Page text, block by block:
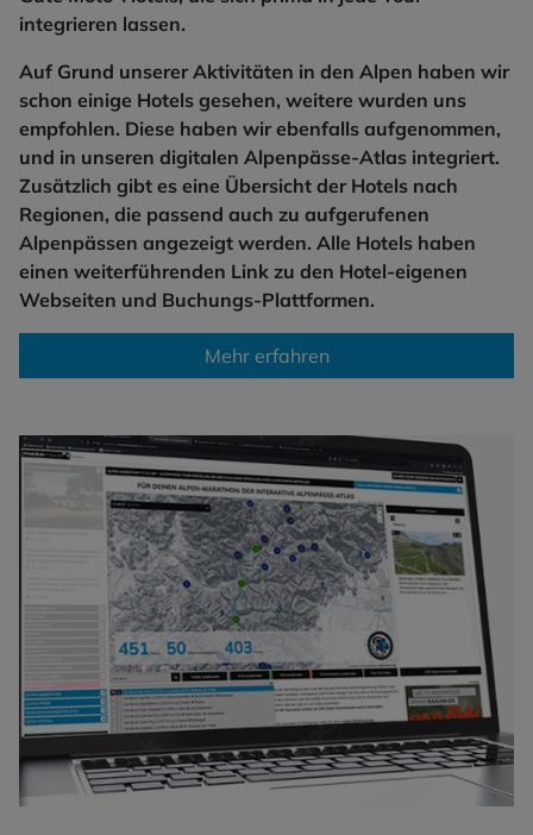
integrieren lassen.
Auf Grund unserer Aktivitäten in den Alpen haben wir
schon einige Hotels gesehen, weitere wurden uns
empfohlen. Diese haben wir ebenfalls aufgenommen,
und in unseren digitalen Alpenpässe-Atlas integriert.
Zusätzlich gibt es eine Übersicht der Hotels nach
Regionen, die passend auch zu aufgerufenen
Alpenpässen angezeigt werden. Alle Hotels haben
einen weiterführenden Link zu den Hotel-eigenen
Webseiten und Buchungs-Plattformen.
Mehr erfahren